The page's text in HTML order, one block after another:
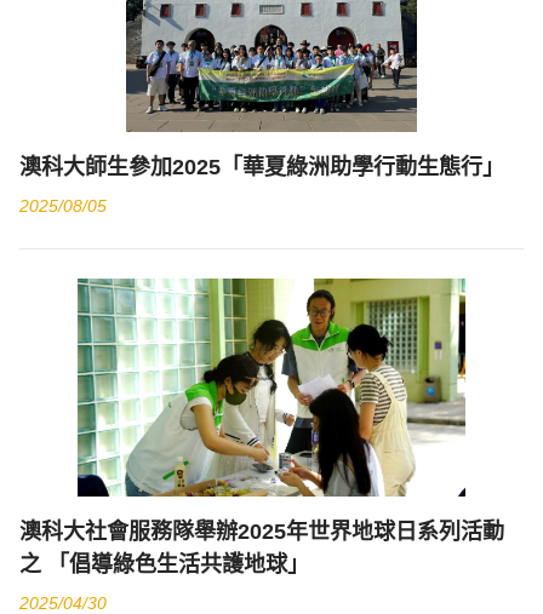
澳科大師生參加2025「華夏綠洲助學行動生態行」
2025/08/05
澳科大社會服務隊舉辦2025年世界地球日系列活動
之 「倡導綠色生活共護地球」
2025/04/30